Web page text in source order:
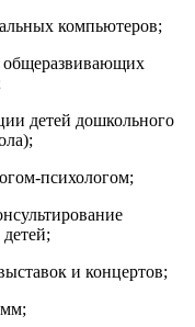
компьютеров;
общеразвивающих
детей дошкольного
психологом;
и концертов;